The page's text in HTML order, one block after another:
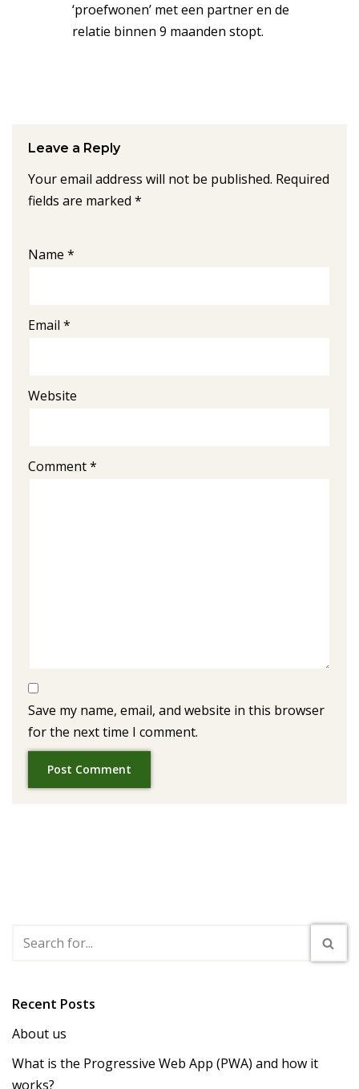
‘proefwonen’ met een partner en de
relatie binnen 9 maanden stopt.
Leave a Reply
Your email address will not be published. Required
fields are marked *
Name *
Email *
Website
Comment*
Save my name, email, and website in this browser
for the next time I comment.
Recent Posts
About us
What is the Progressive Web App (PWA) and how it
works?